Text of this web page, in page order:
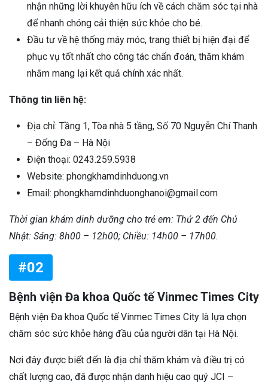
nhận những lời khuyên hữu ích về cách chăm sóc tại nhà
để nhanh chóng cải thiện sức khỏe cho bé.
Đầu tư về hệ thống máy móc, trang thiết bị hiện đại để
phục vụ tốt nhất cho công tác chẩn đoán, thăm khám
nhằm mang lại kết quả chính xác nhất.
Thông tin liên hệ:
Địa chỉ: Tầng 1, Tòa nhà 5 tầng, Số 70 Nguyễn Chí Thanh
– Đống Đa – Hà Nội
Điện thoại: 0243.259.5938
Website: phongkhamdinhduong.vn
Email: phongkhamdinhduonghanoi@gmail.com
Thời gian khám dinh dưỡng cho trẻ em: Thứ 2 đến Chủ
Nhật: Sáng: 8h00 – 12h00; Chiều: 14h00 – 17h00.
#02
Bệnh viện Đa khoa Quốc tế Vinmec Times City
Bệnh viện Đa khoa Quốc tế Vinmec Times City là lựa chọn
chăm sóc sức khỏe hàng đầu của người dân tại Hà Nội.
Nơi đây được biết đến là địa chỉ thăm khám và điều trị có
chất lượng cao, đã được nhận danh hiệu cao quý JCI –